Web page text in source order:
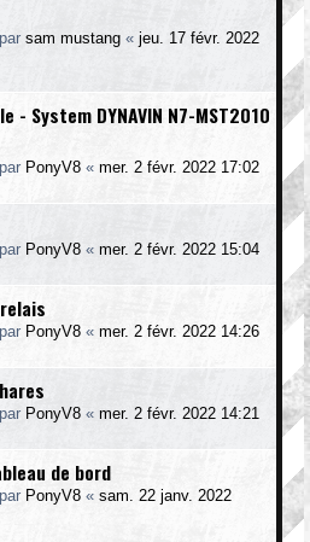
sam mustang « jeu. 17 févr. 2022
- System DYNAVIN N7-MST2010
PonyV8 « mer. 2 févr. 2022 17:02
PonyV8 « mer. 2 févr. 2022 15:04
PonyV8 « mer. 2 févr. 2022 14:26
PonyV8 « mer. 2 févr. 2022 14:21
de bord
PonyV8 « sam. 22 janv. 2022